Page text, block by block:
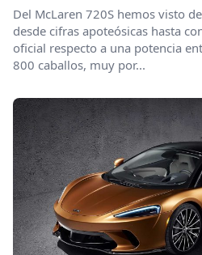
Del McLaren 720S hemos visto
desde cifras apoteósicas hasta
oficial respecto a una potencia
800 caballos, muy por...